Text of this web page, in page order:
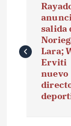
e
salida
Lara;
Erviti
nuevo